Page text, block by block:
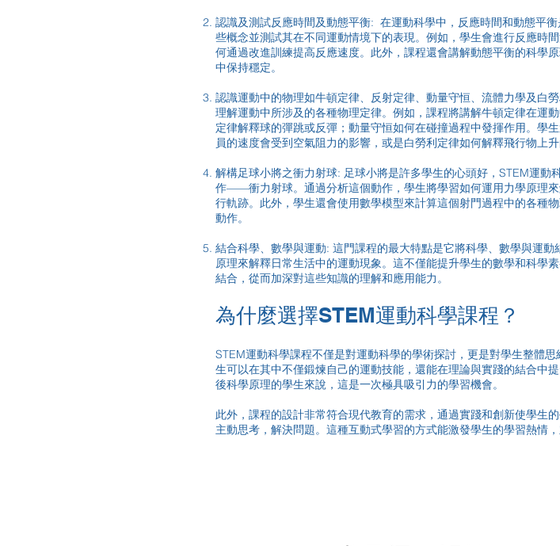
認識及測試反應時間及動態平衡: 在運動科學中，反應時間和動態平
些概念並測試其在不同運動情境下的表現。例如，學生會進行反應時
何通過改進訓練提高反應速度。此外，課程還會講解動態平衡的科學
中保持穩定。
認識運動中的物理如牛頓定律、反射定律、動量守恒、流體力學及白
理解運動中所涉及的各種物理定律。例如，課程將講解牛頓定律在運
定律解釋球的彈跳或反彈；動量守恒如何在碰撞過程中發揮作用。學
員的速度會受到空氣阻力的影響，或是白勞利定律如何解釋飛行物上升
解構足球小將之衝力射球: 足球小將是許多學生的心頭好，STEM運動
作——衝力射球。通過分析這個動作，學生將學習如何運用力學原理
行軌跡。此外，學生還會使用數學模型來計算這個射門過程中的各種
動作。
結合科學、數學與運動: 這門課程的最大特點是它將科學、數學與運
原理來解釋日常生活中的運動現象。這不僅能提升學生的數學和科學
結合，從而加深對這些知識的理解和應用能力。
為什麼選擇STEM運動科學課程？
STEM運動科學課程不僅是對運動科學的學術探討，更是對學生整體
生可以在其中不僅鍛煉自己的運動技能，還能在理論與實踐的結合中
後科學原理的學生來說，這是一次極具吸引力的學習機會。
此外，課程的設計非常符合現代教育的需求，通過實踐和創新使學生
主動思考，解決問題。這種互動式學習的方式能激發學生的學習熱情